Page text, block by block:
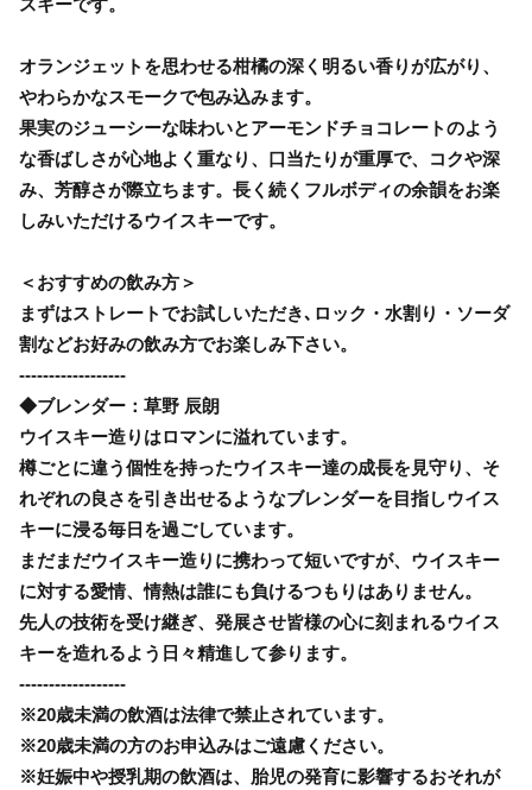
オランジェットを思わせる柑橘の深く明るい香りが広がり、
やわらかなスモークで包み込みます。
果実のジューシーな味わいとアーモンドチョコレートのよう
な香ばしさが心地よく重なり、口当たりが重厚で、コクや深
み、芳醇さが際立ちます。長く続くフルボディの余韻をお楽
しみいただけるウイスキーです。
＜おすすめの飲み方＞
まずはストレートでお試しいただき､ロック・水割り・ソーダ
割などお好みの飲み方でお楽しみ下さい。
------------------
◆ブレンダー：草野 辰朗
ウイスキー造りはロマンに溢れています。
樽ごとに違う個性を持ったウイスキー達の成長を見守り、そ
れぞれの良さを引き出せるようなブレンダーを目指しウイス
キーに浸る毎日を過ごしています。
まだまだウイスキー造りに携わって短いですが、ウイスキー
に対する愛情、情熱は誰にも負けるつもりはありません。
先人の技術を受け継ぎ、発展させ皆様の心に刻まれるウイス
キーを造れるよう日々精進して参ります。
------------------
※20歳未満の飲酒は法律で禁止されています。
※20歳未満の方のお申込みはご遠慮ください。
※妊娠中や授乳期の飲酒は、胎児の発育に影響するおそれが